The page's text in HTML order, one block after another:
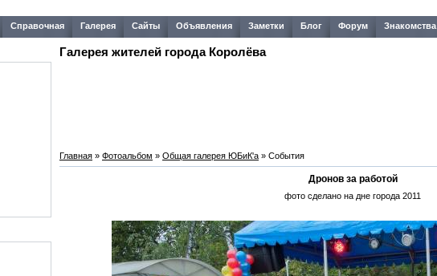
Справочная Галерея Сайты Объявления Заметки Блог Форум Знакомства
Галерея жителей города Королёва
Главная » Фотоальбом » Общая галерея ЮБиК'a » События
Дронов за работой
фото сделано на дне города 2011